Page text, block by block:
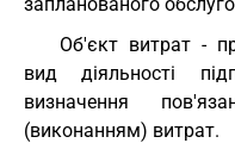
Об'єкт витрат -
вид діяльності
визначення
(виконанням) витрат.